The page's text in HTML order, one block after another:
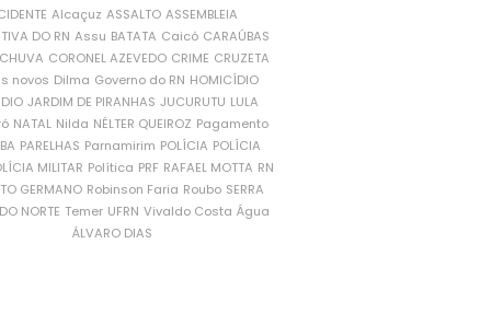
Alcaçuz ASSALTO ASSEMBLEIA
DO RN Assu BATATA Caicó CARAÚBAS
CORONEL AZEVEDO CRIME CRUZETA
novos Dilma Governo do RN HOMICÍDIO
JARDIM DE PIRANHAS JUCURUTU LULA
NATAL Nilda NÉLTER QUEIROZ Pagamento
PARELHAS Parnamirim POLÍCIA POLÍCIA
MILITAR Política PRF RAFAEL MOTTA RN
GERMANO Robinson Faria Roubo SERRA
NORTE Temer UFRN Vivaldo Costa Água
ÁLVARO DIAS